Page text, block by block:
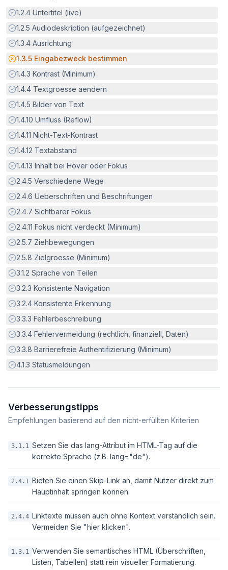
Erfüllt:
1.2.4 Untertitel (live)
Erfüllt:
1.2.5 Audiodeskription (aufgezeichnet)
Erfüllt:
1.3.4 Ausrichtung
Potenzielle Barriere:
1.3.5 Eingabezweck bestimmen
Erfüllt:
1.4.3 Kontrast (Minimum)
Erfüllt:
1.4.4 Textgroesse aendern
Erfüllt:
1.4.5 Bilder von Text
Erfüllt:
1.4.10 Umfluss (Reflow)
Erfüllt:
1.4.11 Nicht-Text-Kontrast
Erfüllt:
1.4.12 Textabstand
Erfüllt:
1.4.13 Inhalt bei Hover oder Fokus
Erfüllt:
2.4.5 Verschiedene Wege
Erfüllt:
2.4.6 Ueberschriften und Beschriftungen
Erfüllt:
2.4.7 Sichtbarer Fokus
Erfüllt:
2.4.11 Fokus nicht verdeckt (Minimum)
Erfüllt:
2.5.7 Ziehbewegungen
Erfüllt:
2.5.8 Zielgroesse (Minimum)
Erfüllt:
3.1.2 Sprache von Teilen
Erfüllt:
3.2.3 Konsistente Navigation
Erfüllt:
3.2.4 Konsistente Erkennung
Erfüllt:
3.3.3 Fehlerbeschreibung
Erfüllt:
3.3.4 Fehlervermeidung (rechtlich, finanziell, Daten)
Erfüllt:
3.3.8 Barrierefreie Authentifizierung (Minimum)
Erfüllt:
4.1.3 Statusmeldungen
Verbesserungstipps
Empfehlungen basierend auf den nicht-erfüllten Kriterien
3.1.1 Setzen Sie das lang-Attribut im HTML-Tag auf die
korrekte Sprache (z.B. lang="de").
2.4.1 Bieten Sie einen Skip-Link an, damit Nutzer direkt zum
Hauptinhalt springen können.
2.4.4 Linktexte müssen auch ohne Kontext verständlich sein.
Vermeiden Sie "hier klicken".
1.3.1 Verwenden Sie semantisches HTML (Überschriften,
Listen, Tabellen) statt rein visueller Formatierung.